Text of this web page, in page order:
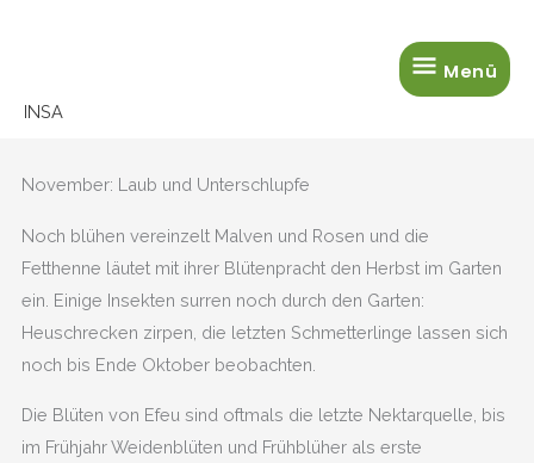
INSA
Menü
Menü
November: Laub und Unterschlupfe
Noch blühen vereinzelt Malven und Rosen und die
Fetthenne läutet mit ihrer Blütenpracht den Herbst im Garten
ein. Einige Insekten surren noch durch den Garten:
Heuschrecken zirpen, die letzten Schmetterlinge lassen sich
noch bis Ende Oktober beobachten.
Die Blüten von Efeu sind oftmals die letzte Nektarquelle, bis
im Frühjahr Weidenblüten und Frühblüher als erste